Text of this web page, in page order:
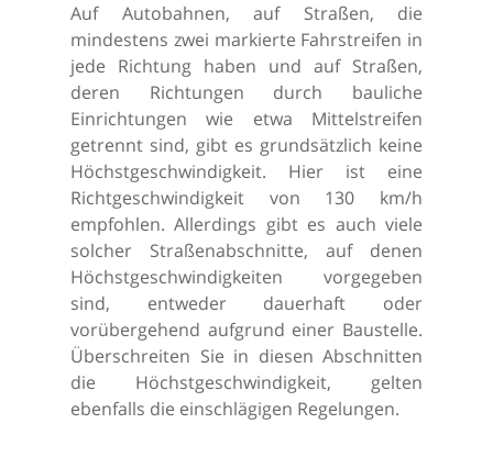
Auf Autobahnen, auf Straßen, die
mindestens zwei markierte Fahrstreifen in
jede Richtung haben und auf Straßen,
deren Richtungen durch bauliche
Einrichtungen wie etwa Mittelstreifen
getrennt sind, gibt es grundsätzlich keine
Höchstgeschwindigkeit. Hier ist eine
Richtgeschwindigkeit von 130 km/h
empfohlen. Allerdings gibt es auch viele
solcher Straßenabschnitte, auf denen
Höchstgeschwindigkeiten vorgegeben
sind, entweder dauerhaft oder
vorübergehend aufgrund einer Baustelle.
Überschreiten Sie in diesen Abschnitten
die Höchstgeschwindigkeit, gelten
ebenfalls die einschlägigen Regelungen.